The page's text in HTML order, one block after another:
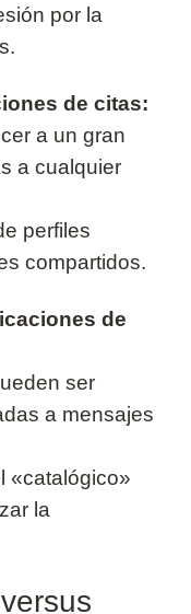
por la
de citas:
a un gran
a cualquier
perfiles
compartidos.
de
ser
a mensajes
«catalógico»
la